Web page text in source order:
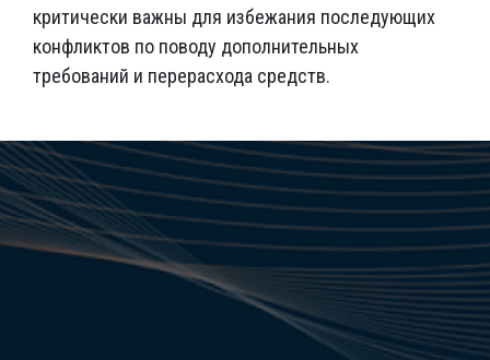
критически важны для избежания последующих
конфликтов по поводу дополнительных
требований и перерасхода средств.